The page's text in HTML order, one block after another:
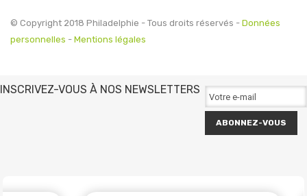
© Copyright 2018 Philadelphie - Tous droits réservés - Données
personnelles - Mentions légales
INSCRIVEZ-VOUS À NOS NEWSLETTERS
ABONNEZ-VOUS